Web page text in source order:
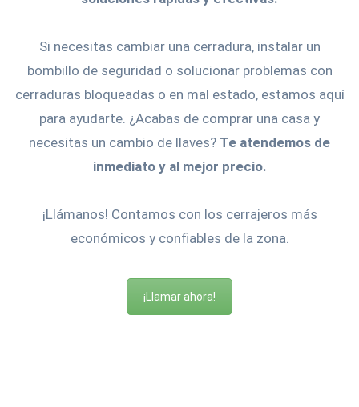
Si necesitas cambiar una cerradura, instalar un
bombillo de seguridad o solucionar problemas con
cerraduras bloqueadas o en mal estado, estamos aquí
para ayudarte. ¿Acabas de comprar una casa y
necesitas un cambio de llaves? Te atendemos de
inmediato y al mejor precio.
¡Llámanos! Contamos con los cerrajeros más
económicos y confiables de la zona.
¡Llamar ahora!